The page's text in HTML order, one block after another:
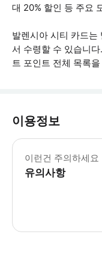
대 20% 할인 등 주요
발렌시아 시티 카드는
서 수령할 수 있습니
트 포인트 전체 목록
이용정보
이런건 주의하세요
유의사항